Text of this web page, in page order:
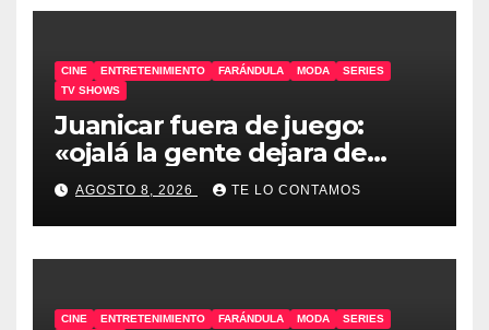
CINE ENTRETENIMIENTO FARÁNDULA MODA
SERIES
TV SHOWS
Juanicar fuera de juego:
«ojalá la gente dejara de
odiar tanto»
AGOSTO 8, 2026 TE LO CONTAMOS
CINE ENTRETENIMIENTO FARÁNDULA MODA
SERIES